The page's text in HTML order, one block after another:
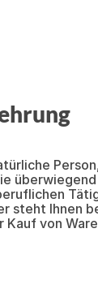
steht Ihnen
Kauf von